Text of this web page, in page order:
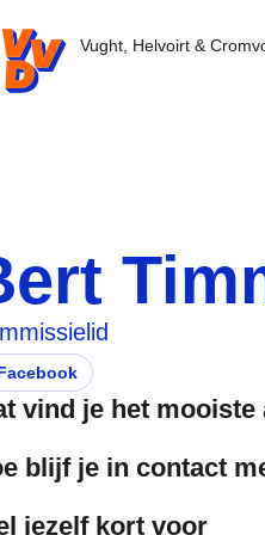
- Ga naar de homepage
Vught, Helvoirt &
deze persoon zijn/haar
in nieuw tabblad)
vind je het
blijf je in contact
jezelf kort voor